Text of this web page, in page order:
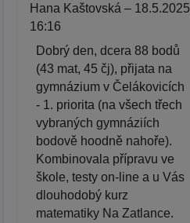
Hana Kaštovská – 18.5.2025
16:16
Dobrý den, dcera 88 bodů
(43 mat, 45 čj), přijata na
gymnázium v Čelákovicích
- 1. priorita (na všech třech
vybraných gymnáziích
bodově hoodně nahoře).
Kombinovala přípravu ve
škole, testy on-line a u Vás
dlouhodobý kurz
matematiky Na Zatlance.